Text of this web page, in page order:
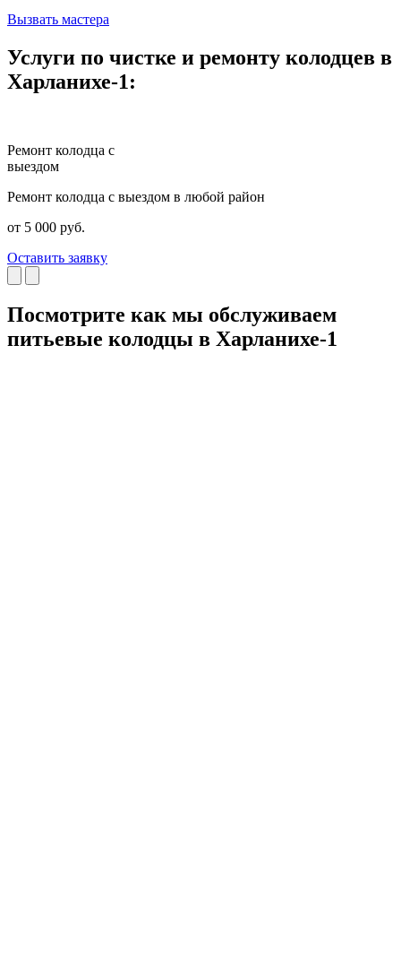
Вызвать мастера
Услуги по чистке и ремонту колодцев в
Харланихе-1:
Ремонт колодца с
выездом
Ремонт колодца с выездом в любой район
от 5 000 руб.
Оставить заявку
Посмотрите как мы обслуживаем
питьевые колодцы в Харланихе-1